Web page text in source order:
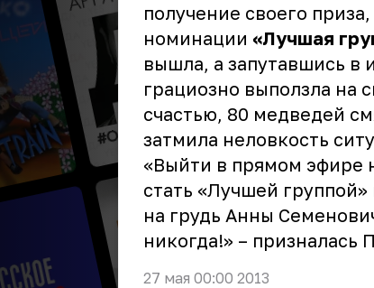
получение своего
номинации «Лучшая
вышла, а запутавшись в
грациозно выползла на
счастью, 80 медведей
затмила неловкость
«Выйти в прямом эфире
стать «Лучшей
на грудь Анны
никогда!» – призналась
27 мая 00:00 2013